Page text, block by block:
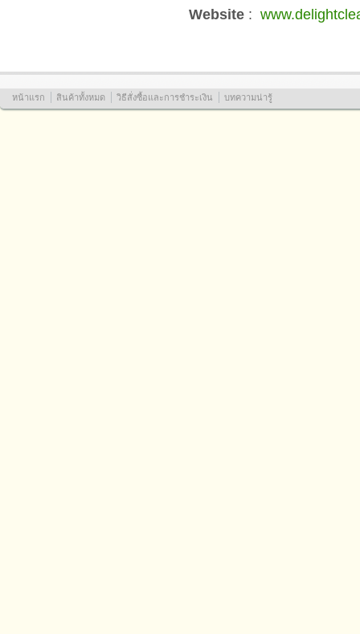
Website :
หน้าแรก สินค้าทั้งหมด วิธีสั่งซื้อและการชำระเงิน บทความน่ารู้